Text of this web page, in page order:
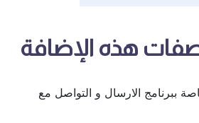
هذه الإضافة
ببرنامج الارسال و التواصل مع